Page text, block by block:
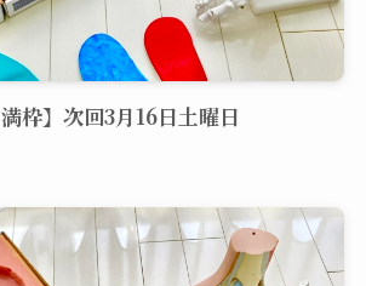
枠】次回3月16日土曜日